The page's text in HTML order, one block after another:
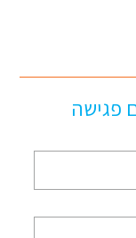
פגישה